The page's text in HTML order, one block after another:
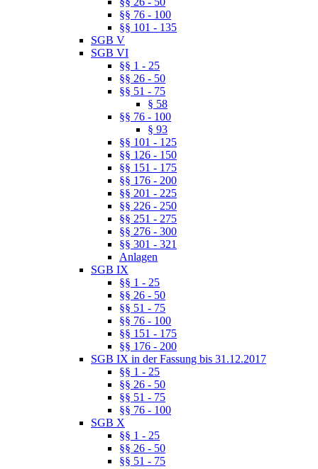
§§ 76 - 100
§§ 101 - 135
SGB V
SGB VI
§§ 1 - 25
§§ 26 - 50
§§ 51 - 75
§ 58
§§ 76 - 100
§ 93
§§ 101 - 125
§§ 126 - 150
§§ 151 - 175
§§ 176 - 200
§§ 201 - 225
§§ 226 - 250
§§ 251 - 275
§§ 276 - 300
§§ 301 - 321
Anlagen
SGB IX
§§ 1 - 25
§§ 26 - 50
§§ 51 - 75
§§ 76 - 100
§§ 151 - 175
§§ 176 - 200
SGB IX in der Fassung bis 31.12.2017
§§ 1 - 25
§§ 26 - 50
§§ 51 - 75
§§ 76 - 100
SGB X
§§ 1 - 25
§§ 26 - 50
§§ 51 - 75